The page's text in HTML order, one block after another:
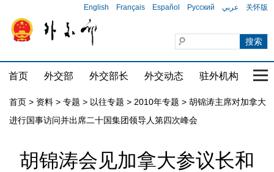
English Français Español Русский عربي 关怀版
首页 外交部 外交部长 外交动态 驻外机构 国
首页 > 资料 > 专题 > 以往专题 > 2010年专题 > 胡锦涛主席对加拿大
进行国事访问并出席二十国集团领导人第四次峰会
胡锦涛会见加拿大参议长和